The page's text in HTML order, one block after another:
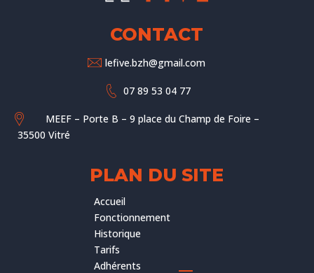
CONTACT
lefive.bzh@gmail.com
07 89 53 04 77
MEEF – Porte B – 9 place du Champ de Foire –
35500 Vitré
PLAN DU SITE
Accueil
Fonctionnement
Historique
Tarifs
Adhérents